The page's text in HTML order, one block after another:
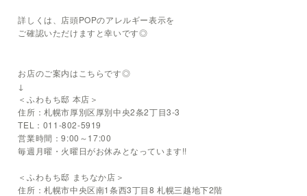
詳しくは、店頭POPのアレルギー表示を
ご確認いただけますと幸いです◎
お店のご案内はこちらです◎
↓
＜ふわもち邸 本店＞
住所：札幌市厚別区厚別中央2条2丁目3-3
TEL：011-802-5919
営業時間：9:00～17:00
毎週月曜・火曜日がお休みとなっています!!
＜ふわもち邸 まちなか店＞
住所：札幌市中央区南1条西3丁目8 札幌三越地下2階